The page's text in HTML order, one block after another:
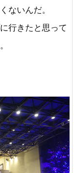
ないんだ。
行きたと思って